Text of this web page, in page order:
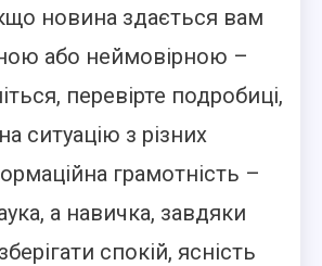
новина здається вам
або неймовірною –
перевірте подробиці,
ситуацію з різних
грамотність –
а навичка, завдяки
спокій, ясність